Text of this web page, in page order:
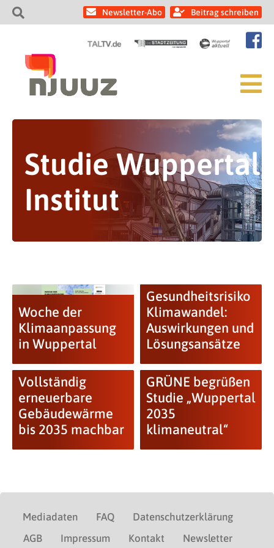
Newsletter-Abo Beitrag schreiben
Studie Wuppertal
Institut
Woche der
Klimaanpassung
in Wuppertal
Gesundheitsrisiko
Klimawandel:
Auswirkungen und
Lösungsansätze
Vollständig
erneuerbare
Gebäudewärme
bis 2035 machbar
GRÜNE begrüßen
Studie „Wuppertal
2035
klimaneutral“
Mediadaten FAQ
Datenschutzerklärung
AGB
Impressum Kontakt Newsletter